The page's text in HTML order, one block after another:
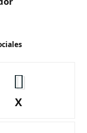
X